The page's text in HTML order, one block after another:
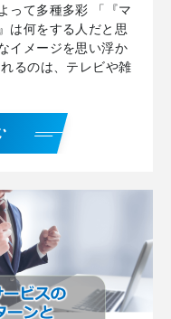
って多種多彩 「『マ
は何をする人だと思
イメージを思い浮か
るのは、テレビや雑